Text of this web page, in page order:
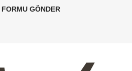
FORMU GÖNDER